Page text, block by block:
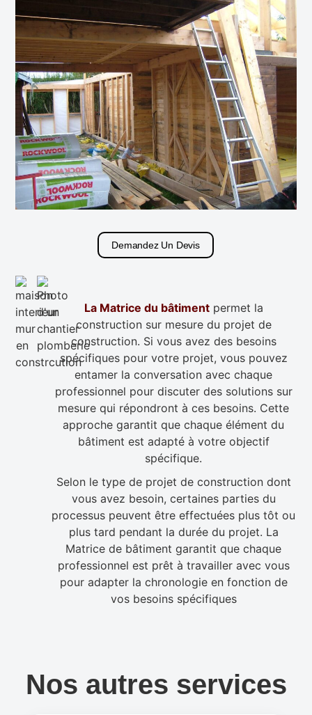
Demandez Un Devis
La Matrice du bâtimentpermet la
construction sur mesure du projet de
construction. Si vous avez des besoins
spécifiques pour votre projet, vous pouvez
entamer la conversation avec chaque
professionnel pour discuter des solutions sur
mesure qui répondront à ces besoins. Cette
approche garantit que chaque élément du
bâtiment est adapté à votre objectif
spécifique.
Selon le type de projet de construction dont
vous avez besoin, certaines parties du
processus peuvent être effectuées plus tôt ou
plus tard pendant la durée du projet. La
Matrice de bâtiment garantit que chaque
professionnel est prêt à travailler avec vous
pour adapter la chronologie en fonction de
vos besoins spécifiques
Nos autres services